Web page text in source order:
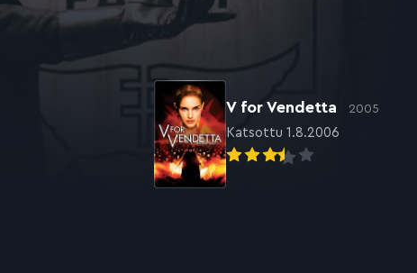
V for Vendetta 2005
Katsottu 1.8.2006